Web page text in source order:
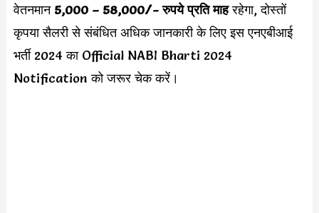
वेतनमान 5,000 – 58,000/- रुपये प्रति माहरहेगा, दोस्तों
कृपया सैलरी से संबंधित अधिक जानकारी के लिए इस एनएबीआई
भर्ती 2024 का Official NABI Bharti 2024
Notification को जरूर चेक करें।